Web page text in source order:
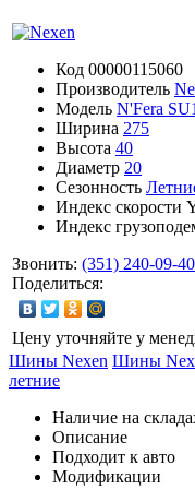
Код 00000115060
Производитель
Модель N'Fera SU1
Ширина 275
Высота 40
Диаметр 20
Сезонность
Индекс скорости
Индекс
Звонить: (351) 240-09-40
Поделиться:
Цену уточняйте у
Шины Nexen Шины
летние
Наличие на
Описание
Подходит к авто
Модификации